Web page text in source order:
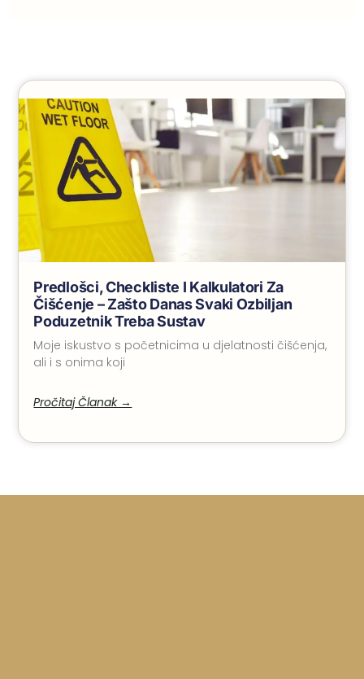
Predlošci, Checkliste I Kalkulatori Za
Čišćenje – Zašto Danas Svaki Ozbiljan
Poduzetnik Treba Sustav
Moje iskustvo s početnicima u djelatnosti čišćenja,
ali i s onima koji
Pročitaj Članak →